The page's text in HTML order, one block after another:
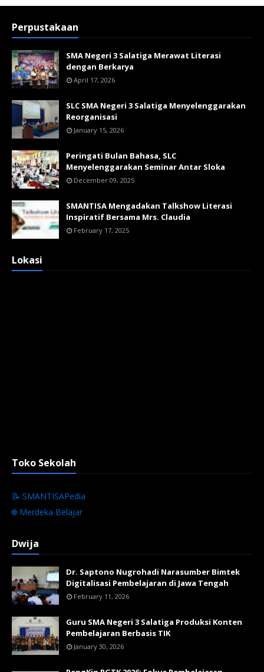
Perpustakaan
SMA Negeri 3 Salatiga Merawat Literasi
dengan Berkarya
April 17, 2026
SLC SMA Negeri 3 Salatiga Menyelenggarakan
Reorganisasi
January 15, 2026
Peringati Bulan Bahasa, SLC
Menyelenggarakan Seminar Antar Sloka
December 09, 2025
SMANTISA Mengadakan Talkshow Literasi
Inspiratif Bersama Mrs. Claudia
February 17, 2025
Lokasi
Toko Sekolah
📝 SMANTISAPedia
🌐 Merdeka Belajar
Dwija
Dr. Saptono Nugrohadi Narasumber Bimtek
Digitalisasi Pembelajaran di Jawa Tengah
February 11, 2026
Guru SMA Negeri 3 Salatiga Produksi Konten
Pembelajaran Berbasis TIK
January 30, 2026